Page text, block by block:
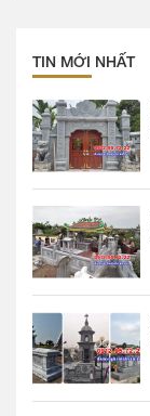
TIN MỚI NHẤT